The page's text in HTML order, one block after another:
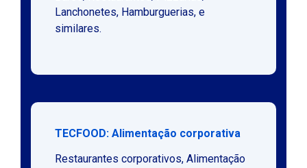
Lanchonetes, Hamburguerias, e
similares.
TECFOOD: Alimentação corporativa
Restaurantes corporativos, Alimentação